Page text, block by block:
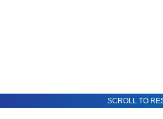
SCROLL TO